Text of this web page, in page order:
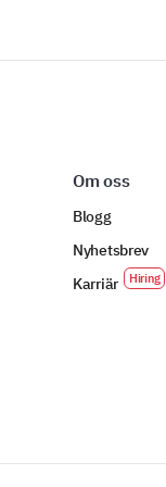
Om oss
Blogg
Nyhetsbrev
Karriär